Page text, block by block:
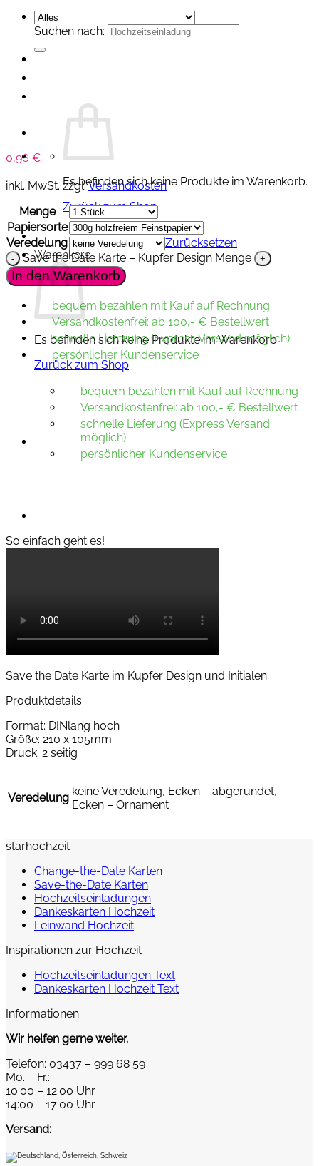
Suchen nach:
Es befinden sich keine Produkte im Warenkorb.
Zurück zum Shop
Warenkorb
Es befinden sich keine Produkte im Warenkorb.
Zurück zum Shop
bequem bezahlen mit Kauf auf Rechnung
Versandkostenfrei: ab 100,- € Bestellwert
schnelle Lieferung (Express Versand
möglich)
persönlicher Kundenservice
0,96 €
inkl. MwSt. zzgl.Versandkosten
Menge
Papiersorte
Veredelung
Zurücksetzen
Save the Date Karte – Kupfer Design Menge
In den Warenkorb
bequem bezahlen mit Kauf auf Rechnung
Versandkostenfrei: ab 100,- € Bestellwert
schnelle Lieferung (Express Versand möglich)
persönlicher Kundenservice
So einfach geht es!
Save the Date Karte im Kupfer Design und Initialen
Produktdetails:
Format: DINlang hoch
Größe: 210 x 105mm
Druck: 2 seitig
Veredelung keine Veredelung, Ecken – abgerundet,
Ecken – Ornament
starhochzeit
Change-the-Date Karten
Save-the-Date Karten
Hochzeitseinladungen
Dankeskarten Hochzeit
Leinwand Hochzeit
Inspirationen zur Hochzeit
Hochzeitseinladungen Text
Dankeskarten Hochzeit Text
Informationen
Wir helfen gerne weiter.
Telefon: 03437 – 999 68 59
Mo. – Fr.:
10:00 – 12:00 Uhr
14:00 – 17:00 Uhr
Versand: